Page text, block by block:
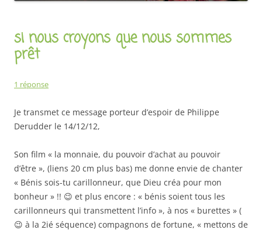
si nous croyons que nous sommes
prêt
1 réponse
Je transmet ce message porteur d’espoir de Philippe
Derudder le 14/12/12,
Son film « la monnaie, du pouvoir d’achat au pouvoir
d’être », (liens 20 cm plus bas) me donne envie de chanter
« Bénis sois-tu carillonneur, que Dieu créa pour mon
bonheur » !! 😉 et plus encore : « bénis soient tous les
carillonneurs qui transmettent l’info », à nos « burettes » (
😉 à la 2ié séquence) compagnons de fortune, « mettons de